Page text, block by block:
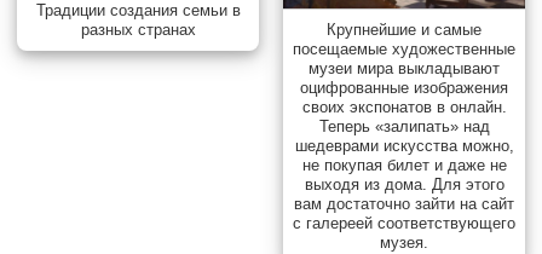
Традиции создания семьи в
разных странах
Крупнейшие и самые
посещаемые художественные
музеи мира выкладывают
оцифрованные изображения
своих экспонатов в онлайн.
Теперь «залипать» над
шедеврами искусства можно,
не покупая билет и даже не
выходя из дома. Для этого
вам достаточно зайти на сайт
с галереей соответствующего
музея.